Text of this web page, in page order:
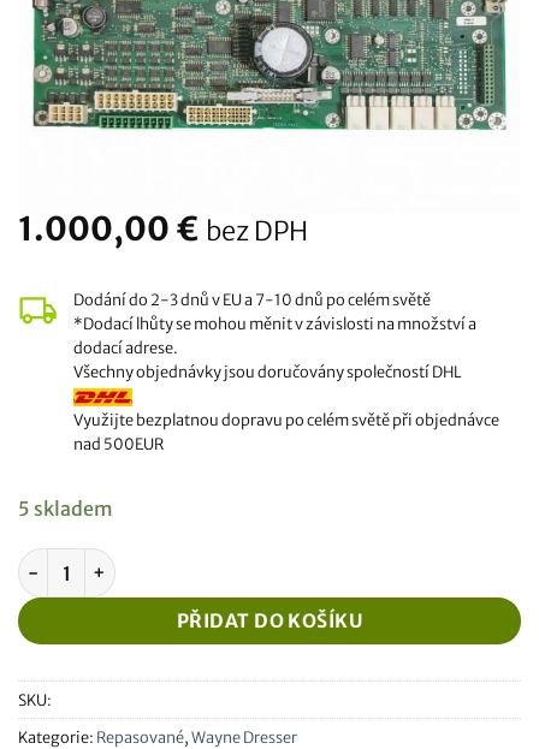
1.000,00 € bez DPH
Dodání do 2-3 dnů v EU a 7-10 dnů po celém světě
*Dodací lhůty se mohou měnit v závislosti na množství a
dodací adrese.
Všechny objednávky jsou doručovány společností DHL
Využijte bezplatnou dopravu po celém světě při objednávce
nad 500EUR
5 skladem
Renovovaná základní deska Wayne Dresser Multiproduct
PŘIDAT DO KOŠÍKU
SKU:
Kategorie: Repasované,Wayne Dresser